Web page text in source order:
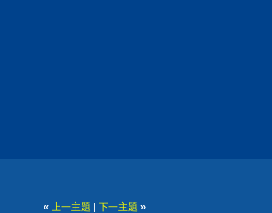
« 上一主題 | 下一主題 »